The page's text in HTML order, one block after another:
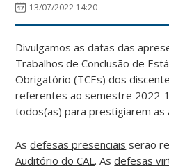
13/07/2022 14:20
Divulgamos as datas das
Trabalhos de Conclusão de
Obrigatório (TCEs) dos
referentes ao semestre 2022-
todos(as) para prestigiarem as
Asdefesas presenciais serão
Auditório do CAL . Asdefesas